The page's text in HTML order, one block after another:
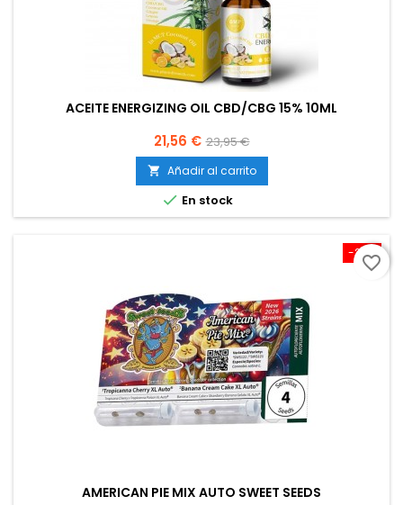
ACEITE ENERGIZING OIL CBD/CBG 15% 10ML
Precio
21,56 € Precio
base
23,95 €
 Añadir al carrito
 En stock
-20%
AMERICAN PIE MIX AUTO SWEET SEEDS
favorite_border